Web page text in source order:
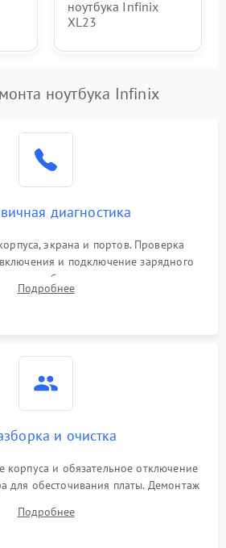
ноутбука Infinix
XL23
ноутбука Infinix
диагностика
экрана и портов. Проверка
и подключение зарядного
потребления тока с помощью
питания для локализации проблемы.
Подробнее
и очистка
корпуса и обязательное отключение
для обесточивания платы. Демонтаж
с кристаллов чипов.
Подробнее